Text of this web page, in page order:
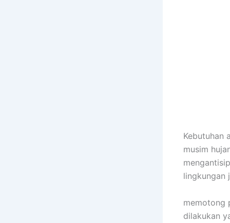
Kebutuhan
musim
lingkungan
memotong
dilakukan